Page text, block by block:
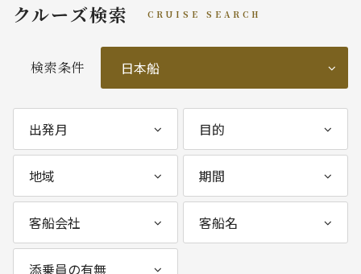
クルーズ検索 CRUISE SEARCH
検索条件